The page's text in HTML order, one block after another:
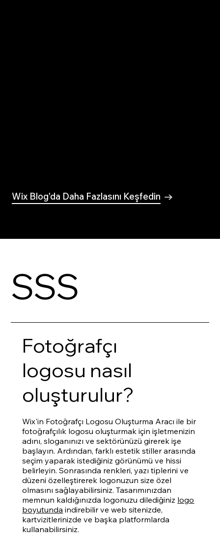
Wix Blog'da Daha Fazlasını Keşfedin
SSS
Fotoğrafçı
logosu nasıl
oluşturulur?
Wix'in Fotoğrafçı Logosu Oluşturma Aracı ile bir
fotoğrafçılık logosu oluşturmak için işletmenizin
adını, sloganınızı ve sektörünüzü girerek işe
başlayın. Ardından, farklı estetik stiller arasında
seçim yaparak istediğiniz görünümü ve hissi
belirleyin. Sonrasında renkleri, yazı tiplerini ve
düzeni özelleştirerek logonuzun size özel
olmasını sağlayabilirsiniz. Tasarımınızdan
memnun kaldığınızda logonuzu dilediğiniz logo
boyutunda indirebilir ve web sitenizde,
kartvizitlerinizde ve başka platformlarda
kullanabilirsiniz.